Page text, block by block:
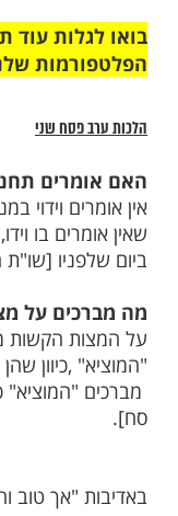
עוד תוכן
שלנו
שני
תחנון
וידוי במנחה של
[שו"ת